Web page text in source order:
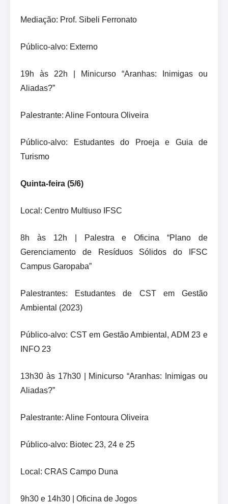
Mediação: Prof. Sibeli Ferronato
Público-alvo: Externo
19h às 22h | Minicurso “Aranhas: Inimigas ou
Aliadas?”
Palestrante: Aline Fontoura Oliveira
Público-alvo: Estudantes do Proeja e Guia de
Turismo
Quinta-feira (5/6)
Local: Centro Multiuso IFSC
8h às 12h | Palestra e Oficina “Plano de
Gerenciamento de Resíduos Sólidos do IFSC
Campus Garopaba”
Palestrantes: Estudantes de CST em Gestão
Ambiental (2023)
Público-alvo: CST em Gestão Ambiental, ADM 23 e
INFO 23
13h30 às 17h30 | Minicurso “Aranhas: Inimigas ou
Aliadas?”
Palestrante: Aline Fontoura Oliveira
Público-alvo: Biotec 23, 24 e 25
Local: CRAS Campo Duna
9h30 e 14h30 | Oficina de Jogos